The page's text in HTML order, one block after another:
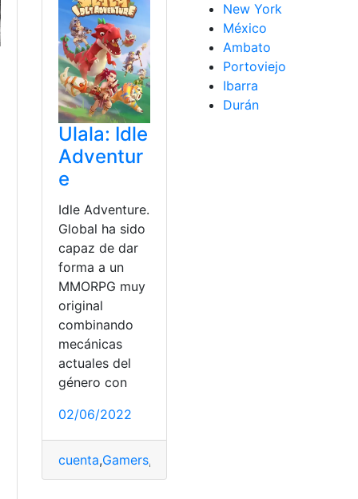
Ulala: Idle
Adventur
e
Idle Adventure.
Global ha sido
capaz de dar
forma a un
MMORPG muy
original
combinando
mecánicas
actuales del
género con
02/06/2022
cuenta,Gamers,
New York
México
Ambato
Portoviejo
Ibarra
Durán